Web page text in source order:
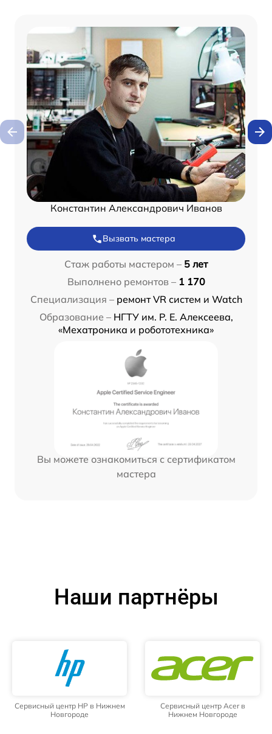
Константин Александрович Иванов
Вызвать мастера
Стаж работы мастером – 5 лет
Выполнено ремонтов – 1 170
Специализация – ремонт VR систем и Watch
Образование – НГТУ им. Р. Е. Алексеева,
«Мехатроника и робототехника»
Вы можете ознакомиться с сертификатом
мастера
Наши партнёры
Сервисный центр HP в Нижнем
Новгороде
Сервисный центр Acer в
Нижнем Новгороде